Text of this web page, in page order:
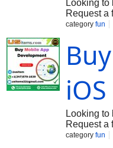
Looking
Request a
category fun
Looking
Request a
category fun